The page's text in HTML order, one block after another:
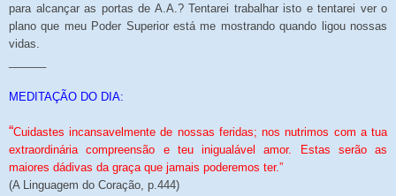
para alcançar as portas de A.A.? Tentarei trabalhar isto e tentarei ver o
plano que meu Poder Superior está me mostrando quando ligou nossas
vidas.
MEDITAÇÃO DO DIA:
“Cuidastes incansavelmente de nossas feridas; nos nutrimos com a tua
extraordinária compreensão e teu inigualável amor. Estas serão as
maiores dádivas da graça que jamais poderemos ter.”
(A Linguagem do Coração, p.444)